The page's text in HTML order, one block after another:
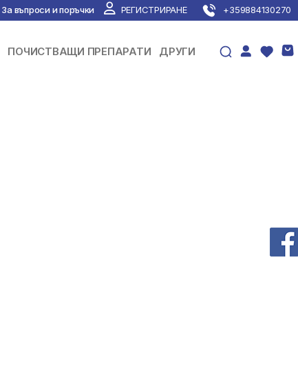
За въпроси и поръчки РЕГИСТРИРАНЕ +359884130270
ПОЧИСТВАЩИ ПРЕПАРАТИ ДРУГИ